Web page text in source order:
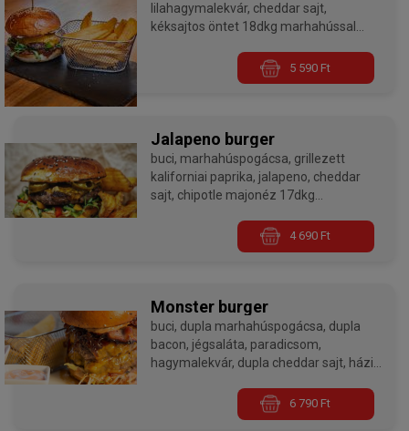
lilahagymalekvár, cheddar sajt,
kéksajtos öntet 18dkg marhahússal
Burgereink minden esetben medium
sütési fokozaton készülnek, ha jól
nekünk!
5 590 Ft
Jalapeno burger
buci, marhahúspogácsa, grillezett
kaliforniai paprika, jalapeno, cheddar
sajt, chipotle majonéz 17dkg
Burgereink minden esetben medium
megjegyzés rovatban ezt jelezzétek
nekünk!
4 690 Ft
Monster burger
buci, dupla marhahúspogácsa, dupla
bacon, jégsaláta, paradicsom,
hagymalekvár, dupla cheddar sajt, házi
6 790 Ft